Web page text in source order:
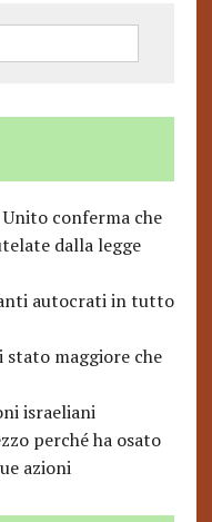
conferma che
dalla legge
autocrati in tutto
stato maggiore che
israeliani
perché ha osato
azioni